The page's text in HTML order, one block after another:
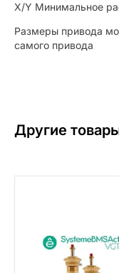
X/Y Минимальное
Размеры привода
самого привода
Другие